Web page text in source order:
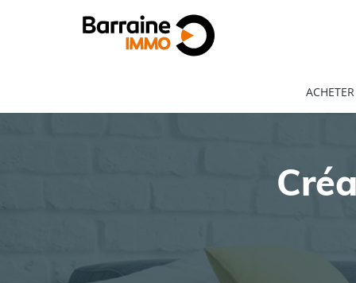
ACHETER